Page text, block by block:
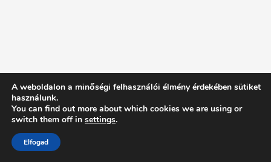
Intentionally Blank - Proudly powered by WordPress
A weboldalon a minőségi felhasználói élmény érdekében sütiket
használunk.
You can find out more about which cookies we are using or
switch them off in settings.
Elfogad